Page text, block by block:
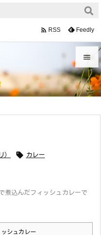


メニュ
 RSS Feedly
）  カレー
煮込んだフィッシュカレーで
シュカレー